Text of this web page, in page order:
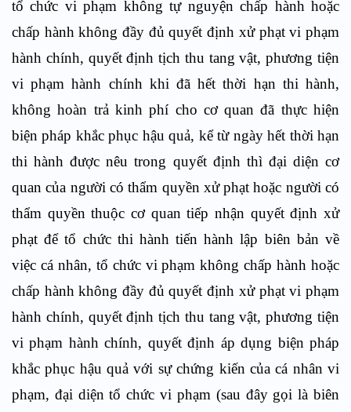
tổ chức vi phạm không tự nguyện chấp hành hoặc
chấp hành không đầy đủ quyết định xử phạt vi phạm
hành chính, quyết định tịch thu tang vật, phương tiện
vi phạm hành chính khi đã hết thời hạn thi hành,
không hoàn trả kinh phí cho cơ quan đã thực hiện
biện pháp khắc phục hậu quả, kể từ ngày hết thời hạn
thi hành được nêu trong quyết định thì đại diện cơ
quan của người có thẩm quyền xử phạt hoặc người có
thẩm quyền thuộc cơ quan tiếp nhận quyết định xử
phạt để tổ chức thi hành tiến hành lập biên bản về
việc cá nhân, tổ chức vi phạm không chấp hành hoặc
chấp hành không đầy đủ quyết định xử phạt vi phạm
hành chính, quyết định tịch thu tang vật, phương tiện
vi phạm hành chính, quyết định áp dụng biện pháp
khắc phục hậu quả với sự chứng kiến của cá nhân vi
phạm, đại diện tổ chức vi phạm (sau đây gọi là biên